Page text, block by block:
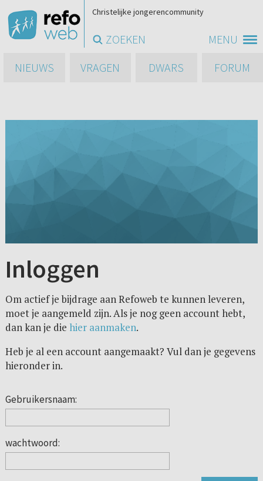
MENU
Christelijke jongerencommunity
ZOEKEN
NIEUWS
VRAGEN DWARS FORUM
Inloggen
Om actief je bijdrage aan Refoweb te kunnen leveren,
moet je aangemeld zijn. Als je nog geen account hebt,
dan kan je die hier aanmaken.
Heb je al een account aangemaakt? Vul dan je gegevens
hieronder in.
Gebruikersnaam:
wachtwoord: